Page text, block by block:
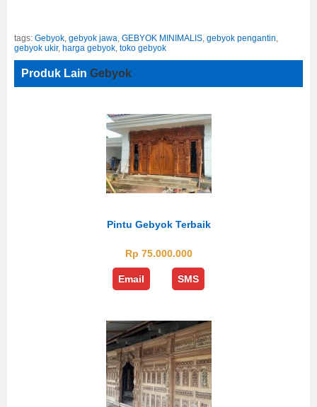
tags: Gebyok, gebyok jawa, GEBYOK MINIMALIS, gebyok pengantin,
gebyok ukir, harga gebyok, toko gebyok
Produk Lain Gebyok
Pintu Gebyok Terbaik
Rp 75.000.000
Email SMS